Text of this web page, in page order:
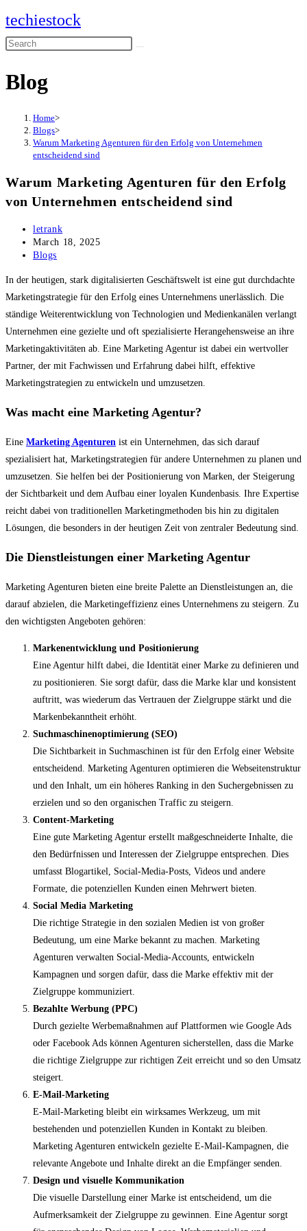
Skip
to
content
techiestock
Search
website
Blog
Home>
Blogs>
Warum Marketing Agenturen für den Erfolg von Unternehmen
entscheidend sind
Warum Marketing Agenturen für den Erfolg
von Unternehmen entscheidend sind
Post
author:
letrank
Post
published:
March 18, 2025
Post
Blogs
In der heutigen, stark digitalisierten Geschäftswelt ist eine gut durchdachte
Marketingstrategie für den Erfolg eines Unternehmens unerlässlich. Die
ständige Weiterentwicklung von Technologien und Medienkanälen verlangt
Unternehmen eine gezielte und oft spezialisierte Herangehensweise an ihre
Marketingaktivitäten ab. Eine Marketing Agentur ist dabei ein wertvoller
Partner, der mit Fachwissen und Erfahrung dabei hilft, effektive
Marketingstrategien zu entwickeln und umzusetzen.
Was macht eine Marketing Agentur?
Eine Marketing Agenturen ist ein Unternehmen, das sich darauf
spezialisiert hat, Marketingstrategien für andere Unternehmen zu planen und
umzusetzen. Sie helfen bei der Positionierung von Marken, der Steigerung
der Sichtbarkeit und dem Aufbau einer loyalen Kundenbasis. Ihre Expertise
reicht dabei von traditionellen Marketingmethoden bis hin zu digitalen
Lösungen, die besonders in der heutigen Zeit von zentraler Bedeutung sind.
Die Dienstleistungen einer Marketing Agentur
Marketing Agenturen bieten eine breite Palette an Dienstleistungen an, die
darauf abzielen, die Marketingeffizienz eines Unternehmens zu steigern. Zu
den wichtigsten Angeboten gehören:
Markenentwicklung und Positionierung
Eine Agentur hilft dabei, die Identität einer Marke zu definieren und
zu positionieren. Sie sorgt dafür, dass die Marke klar und konsistent
auftritt, was wiederum das Vertrauen der Zielgruppe stärkt und die
Markenbekanntheit erhöht.
Suchmaschinenoptimierung (SEO)
Die Sichtbarkeit in Suchmaschinen ist für den Erfolg einer Website
entscheidend. Marketing Agenturen optimieren die Webseitenstruktur
und den Inhalt, um ein höheres Ranking in den Suchergebnissen zu
erzielen und so den organischen Traffic zu steigern.
Content-Marketing
Eine gute Marketing Agentur erstellt maßgeschneiderte Inhalte, die
den Bedürfnissen und Interessen der Zielgruppe entsprechen. Dies
umfasst Blogartikel, Social-Media-Posts, Videos und andere
Formate, die potenziellen Kunden einen Mehrwert bieten.
Social Media Marketing
Die richtige Strategie in den sozialen Medien ist von großer
Bedeutung, um eine Marke bekannt zu machen. Marketing
Agenturen verwalten Social-Media-Accounts, entwickeln
Kampagnen und sorgen dafür, dass die Marke effektiv mit der
Zielgruppe kommuniziert.
Bezahlte Werbung (PPC)
Durch gezielte Werbemaßnahmen auf Plattformen wie Google Ads
oder Facebook Ads können Agenturen sicherstellen, dass die Marke
die richtige Zielgruppe zur richtigen Zeit erreicht und so den Umsatz
steigert.
E-Mail-Marketing
E-Mail-Marketing bleibt ein wirksames Werkzeug, um mit
bestehenden und potenziellen Kunden in Kontakt zu bleiben.
Marketing Agenturen entwickeln gezielte E-Mail-Kampagnen, die
relevante Angebote und Inhalte direkt an die Empfänger senden.
Design und visuelle Kommunikation
Die visuelle Darstellung einer Marke ist entscheidend, um die
Aufmerksamkeit der Zielgruppe zu gewinnen. Eine Agentur sorgt